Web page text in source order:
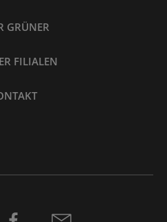
GRÜNER
FILIALEN